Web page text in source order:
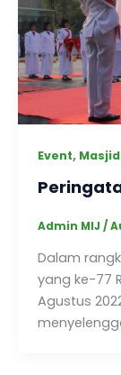
Event,
Admin MIJ /
Dalam
yang ke-77
Agustus